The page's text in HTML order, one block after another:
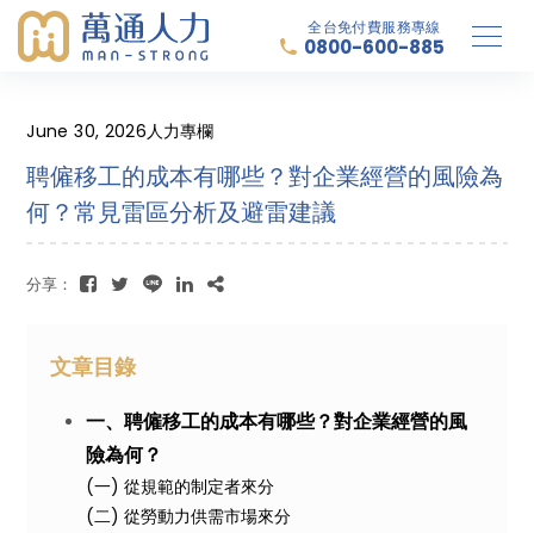
全台免付費服務專線
0800-600-885
June 30, 2026人力專欄
聘僱移工的成本有哪些？對企業經營的風險為
何？常見雷區分析及避雷建議
分享：
文章目錄
一、聘僱移工的成本有哪些？對企業經營的風
險為何？
(一) 從規範的制定者來分
(二) 從勞動力供需市場來分